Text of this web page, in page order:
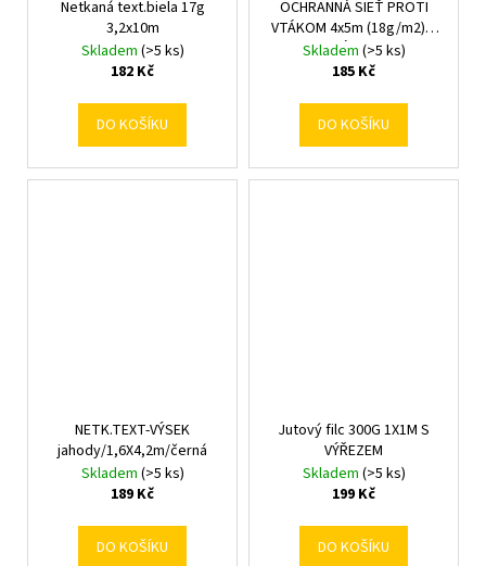
Netkaná text.biela 17g
3,2x10m
Skladem (>5 ks)
182 Kč
DO KOŠÍKU
OCHRANNÁ SIEŤ PROTI
VTÁKOM 4x5m (18g/m2) +
6 PLAST. ÚCHYT. *2484
Skladem (>5 ks)
185 Kč
DO KOŠÍKU
NETK.TEXT-VÝSEK
jahody/1,6X4,2m/černá
Skladem (>5 ks)
189 Kč
DO KOŠÍKU
Jutový filc 300G 1X1M S
VÝŘEZEM
Skladem (>5 ks)
199 Kč
DO KOŠÍKU